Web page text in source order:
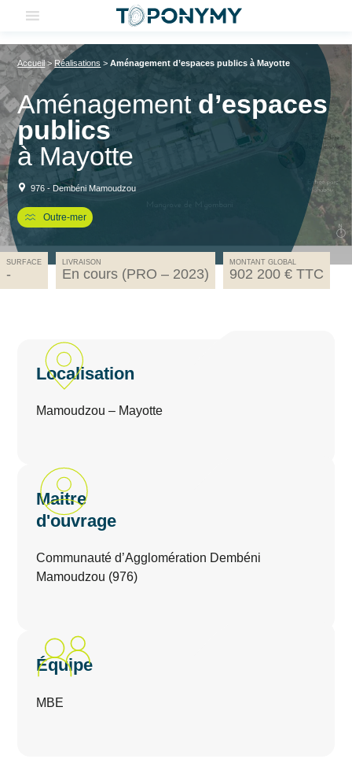
Accueil> Réalisations >Aménagement d’espaces publics à Mayotte
Aménagementd’espaces
publics
à Mayotte
976 - Dembéni Mamoudzou
Outre-mer
SURFACE
-
LIVRAISON
En cours (PRO – 2023)
MONTANT GLOBAL
902 200 € TTC
Localisation
Mamoudzou – Mayotte
Maitre
d'ouvrage
Communauté d’Agglomération Dembéni
Mamoudzou (976)
Équipe
MBE